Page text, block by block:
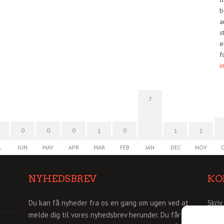
0
JUN
0
MAY
0
APR
1
MAR
0
FEB
7
JAN
1
DEC
2
NOV
NYHEDSBREV
Du kan få nyheder fra os en gang om ugen ved at
melde dig til vores nyhedsbrev herunder. Du får så